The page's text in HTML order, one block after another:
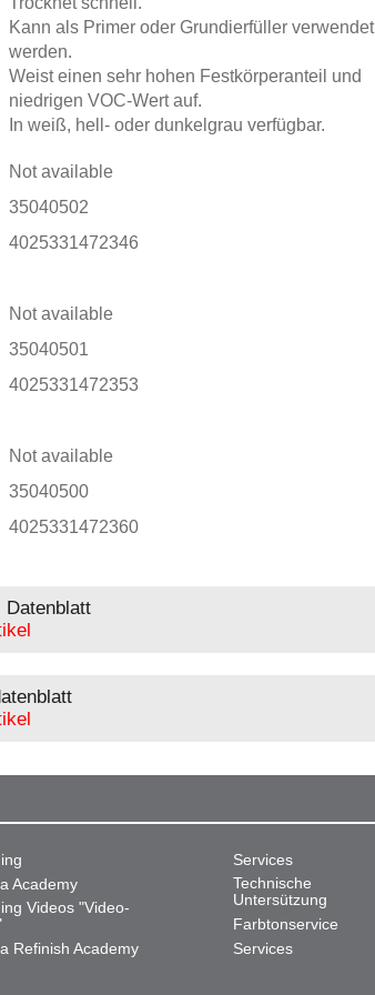
Kann als Primer oder Grundierfüller verwendet
werden.
Weist einen sehr hohen Festkörperanteil und
niedrigen VOC-Wert auf.
In weiß, hell- oder dunkelgrau verfügbar.
Not available
35040502
4025331472346
Not available
35040501
4025331472353
Not available
35040500
4025331472360
Datenblatt
Academy
Videos "Video-
Refinish Academy
Services
Technische
Untersützung
Farbtonservice
Services